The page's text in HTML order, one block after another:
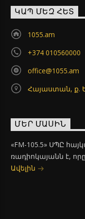
ԿԱՊ ՄԵԶ ՀԵՏ
1055.am
+374 010560000
office@1055.am
Հայաստան, ք.
ՄԵՐ ՄԱՍԻՆ
«FM-105.5» ՍՊԸ
ռադիոկայանն է,
Ավելին